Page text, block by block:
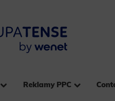
Reklamy PPC